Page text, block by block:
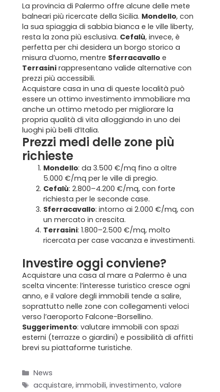
Home
Chi siamo
Il team
La provincia di Palermo offre alcune delle mete
balneari più ricercate della Sicilia. Mondello, con
la sua spiaggia di sabbia bianca e le ville liberty,
resta la zona più esclusiva. Cefalù, invece, è
perfetta per chi desidera un borgo storico a
misura d’uomo, mentre Sferracavallo e
Terrasini rappresentano valide alternative con
prezzi più accessibili.
Acquistare casa in una di queste località può
essere un ottimo investimento immobiliare ma
anche un ottimo metodo per migliorare la
propria qualità di vita alloggiando in uno dei
luoghi più belli d’Italia.
Prezzi medi delle zone più
richieste
Mondello: da 3.500 €/mq fino a oltre
5.000 €/mq per le ville di pregio.
Cefalù: 2.800–4.200 €/mq, con forte
richiesta per leseconde case.
Sferracavallo: intorno ai 2.000 €/mq, con
un mercato in crescita.
Terrasini: 1.800–2.500 €/mq, molto
ricercata per case vacanza e investimenti.
Investire oggi conviene?
Acquistare una casa al mare a Palermo è una
scelta vincente: l’interesse turistico cresce ogni
anno, e il valore degli immobili tende a salire,
soprattutto nelle zone con collegamenti veloci
verso l’aeroporto Falcone-Borsellino.
Suggerimento: valutare immobili con spazi
esterni (terrazze o giardini) e possibilità di affitti
brevi su piattaforme turistiche.
Categorie
News
Tag
acquistare,immobili,investimento,valore